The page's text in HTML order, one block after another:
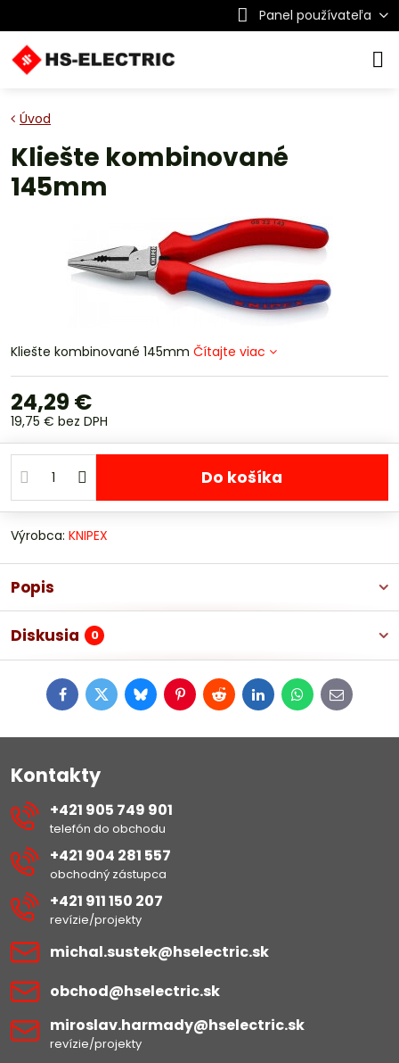
Panel používateľa
Úvod
Kliešte kombinované
145mm
Kliešte kombinované 145mm Čítajte viac
24,29 €
19,75 € bez DPH
Do košíka
Výrobca: KNIPEX
Popis
Diskusia 0
FacebookTwitterBlueskyPinterestRedditLinkedInWhatsApp
E-
mail
Kontakty
+421 905 749 901
telefón do obchodu
+421 904 281 557
obchodný zástupca
+421 911 150 207
revízie/projekty
michal​.sustek​@hselectric​.sk
obchod​@hselectric​.sk
miroslav​.harmady​@hselectric​.sk
revízie/projekty